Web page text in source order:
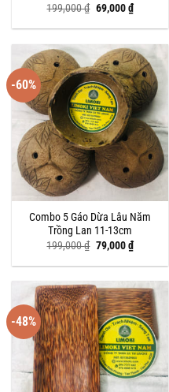
199,000₫ Giá
gốc
là:
69,000₫Giá
hiện
tại
69,000 ₫.
-60%
Combo 5 Gáo Dừa Lâu Năm
Trồng Lan 11-13cm
199,000₫ Giá
gốc
là:
79,000₫Giá
hiện
tại
79,000 ₫.
-48%